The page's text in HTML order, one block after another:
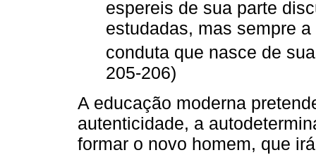
espereis de sua parte
estudadas, mas sempre
conduta que nasce de
205-206)
A educação moderna
autenticidade, a
formar o novo homem, que